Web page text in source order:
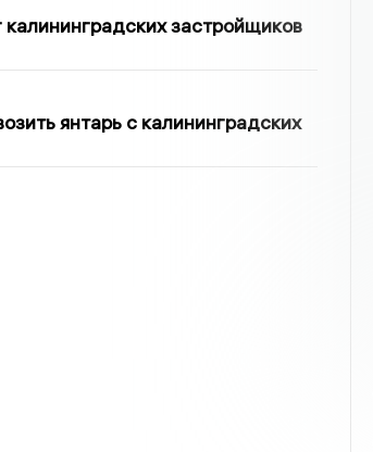
застройщиков
янтарь с калининградских